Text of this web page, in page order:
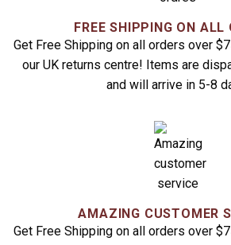
FREE SHIPPING ON ALL
Get Free Shipping on all orders over
our UK returns centre! Items are
and will arrive in 5-8
AMAZING CUSTOMER
Get Free Shipping on all orders over